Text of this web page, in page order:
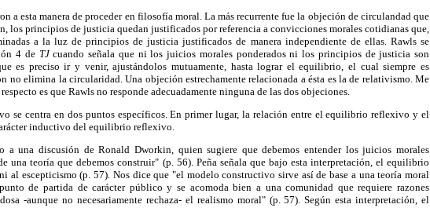
a esta manera de proceder en filosofía moral. La más recurrente fue la objeción de circulandad que
los principios de justicia quedan justificados por referencia a convicciones morales cotidianas que,
a la luz de principios de justicia justificados de manera independiente de ellas. Rawls se
4 de TJcuando señala que ni los juicios morales ponderados ni los principios de justicia son
es preciso ir y venir, ajustándolos mutuamente, hasta lograr el equilibrio, el cual siempre es
no elimina la circularidad. Una objeción estrechamente relacionada a ésta es la de relativismo. Me
es que Rawls no responde adecuadamente ninguna de las dos objeciones.
se centra en dos puntos específicos. En primer lugar, la relación entre el equilibrio reflexivo y el
inductivo del equilibrio reflexivo.
a una discusión de Ronald Dworkin, quien sugiere que debemos entender los juicios morales
una teoría que debemos construir" (p. 56). Peña señala que bajo esta interpretación, el equilibrio
escepticismo (p. 57). Nos dice que "el modelo constructivo sirve así de base a una teoría moral
de partida de carácter público y se acomoda bien a una comunidad que requiere razones
-aunque no necesariamente rechaza- el realismo moral" (p. 57). Según esta interpretación, el